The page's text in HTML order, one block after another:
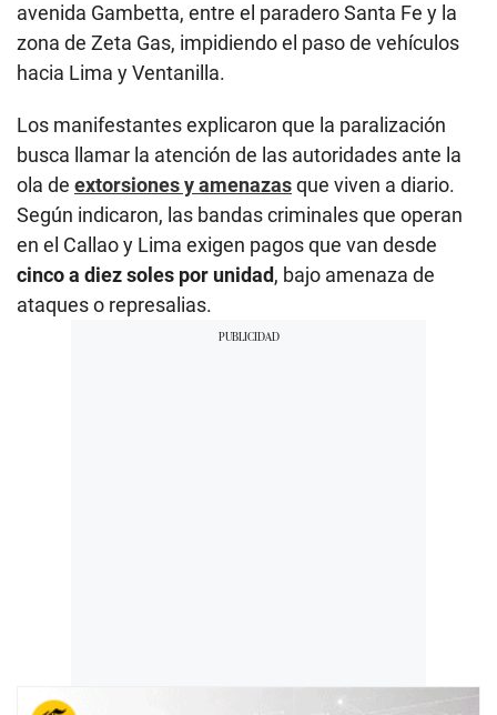
avenida Gambetta, entre el paradero Santa Fe y la
zona de Zeta Gas, impidiendo el paso de vehículos
hacia Lima y Ventanilla.
Los manifestantes explicaron que la paralización
busca llamar la atención de las autoridades ante la
ola de extorsiones y amenazasque viven a diario.
Según indicaron, las bandas criminales que operan
en el Callao y Lima exigen pagos que van desde
cinco a diez soles por unidad, bajo amenaza de
ataques o represalias.